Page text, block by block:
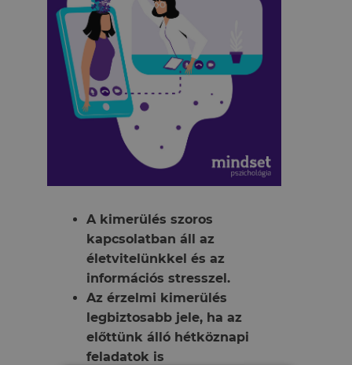
A kimerülés szoros
kapcsolatban áll az
életvitelünkkel és az
információs stresszel.
Az érzelmi kimerülés
legbiztosabb jele, ha az
előttünk álló hétköznapi
feladatok is